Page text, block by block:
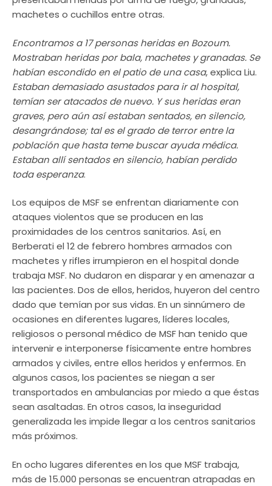
machetes o cuchillos entre otras.
Encontramos a 17 personas heridas en Bozoum.
Mostraban heridas por bala, machetes y granadas. Se
habían escondido en el patio de una casa, explica Liu.
Estaban demasiado asustados para ir al hospital,
temían ser atacados de nuevo. Y sus heridas eran
graves, pero aún así estaban sentados, en silencio,
desangrándose; tal es el grado de terror entre la
población que hasta teme buscar ayuda médica.
Estaban allí sentados en silencio, habían perdido
toda esperanza.
Los equipos de MSF se enfrentan diariamente con
ataques violentos que se producen en las
proximidades de los centros sanitarios. Así, en
Berberati el 12 de febrero hombres armados con
machetes y rifles irrumpieron en el hospital donde
trabaja MSF. No dudaron en disparar y en amenazar a
las pacientes. Dos de ellos, heridos, huyeron del centro
dado que temían por sus vidas. En un sinnúmero de
ocasiones en diferentes lugares, líderes locales,
religiosos o personal médico de MSF han tenido que
intervenir e interponerse físicamente entre hombres
armados y civiles, entre ellos heridos y enfermos. En
algunos casos, los pacientes se niegan a ser
transportados en ambulancias por miedo a que éstas
sean asaltadas. En otros casos, la inseguridad
generalizada les impide llegar a los centros sanitarios
más próximos.
En ocho lugares diferentes en los que MSF trabaja,
más de 15.000 personas se encuentran atrapadas en